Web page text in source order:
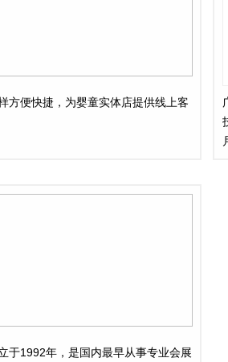
方便快捷，为婴童实体店提供线上客
于1992年，是国内最早从事专业会展